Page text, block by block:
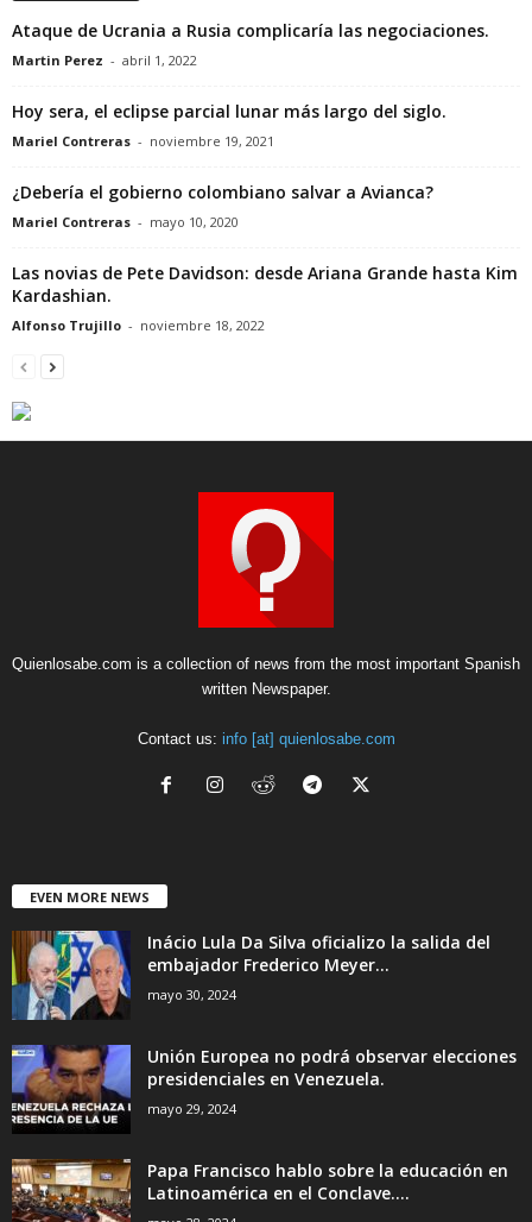
Ataque de Ucrania a Rusia complicaría las negociaciones.
Martin Perez - abril 1, 2022
Hoy sera, el eclipse parcial lunar más largo del siglo.
Mariel Contreras - noviembre 19, 2021
¿Debería el gobierno colombiano salvar a Avianca?
Mariel Contreras - mayo 10, 2020
Las novias de Pete Davidson: desde Ariana Grande hasta Kim
Kardashian.
Alfonso Trujillo - noviembre 18, 2022
Quienlosabe.com is a collection of news from the most important Spanish
written Newspaper.
Contact us: info [at] quienlosabe.com
EVEN MORE NEWS
Inácio Lula Da Silva oficializo la salida del
embajador Frederico Meyer...
mayo 30, 2024
Unión Europea no podrá observar elecciones
presidenciales en Venezuela.
mayo 29, 2024
Papa Francisco hablo sobre la educación en
Latinoamérica en el Conclave....